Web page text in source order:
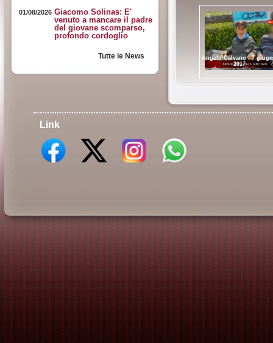
01/08/2026 Giacomo Solinas: E'
venuto a mancare il padre
del giovane scomparso,
profondo cordoglio
Tutte le News
Angelo Calvano - 7
2017
Link